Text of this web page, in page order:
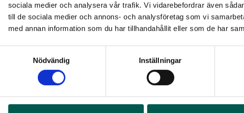
sociala medier och analysera vår trafik. Vi vidarebefordrar även
till de sociala medier och annons- och analysföretag som vi
med annan information som du har tillhandahållit eller som de har
Nödvändig
Inställningar
BORLA CATBACKAVGASSYSTEM MED
SVARTA SLUTRÖR ***